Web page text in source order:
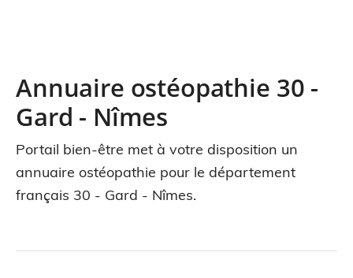
Annuaire ostéopathie 30 -
Gard - Nîmes
Portail bien-être met à votre disposition un
annuaire ostéopathie pour le département
français 30 - Gard - Nîmes.